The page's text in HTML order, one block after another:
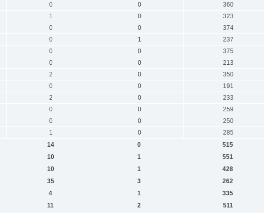
0 0 360
1 0 323
0 0 374
0 1 237
0 0 375
0 0 213
2 0 350
0 0 191
2 0 233
0 0 259
0 0 250
1 0 285
14 0 515
10 1 551
10 1 428
35 3 262
4 1 335
11 2 511